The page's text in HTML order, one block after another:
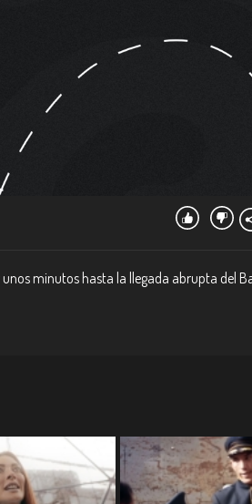
minutos hasta la llegada abrupta del